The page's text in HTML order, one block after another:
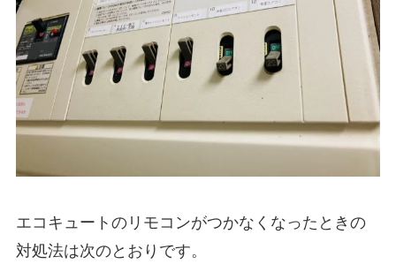
エコキュートのリモコンがつかなくなったときの
対処法は次のとおりです。